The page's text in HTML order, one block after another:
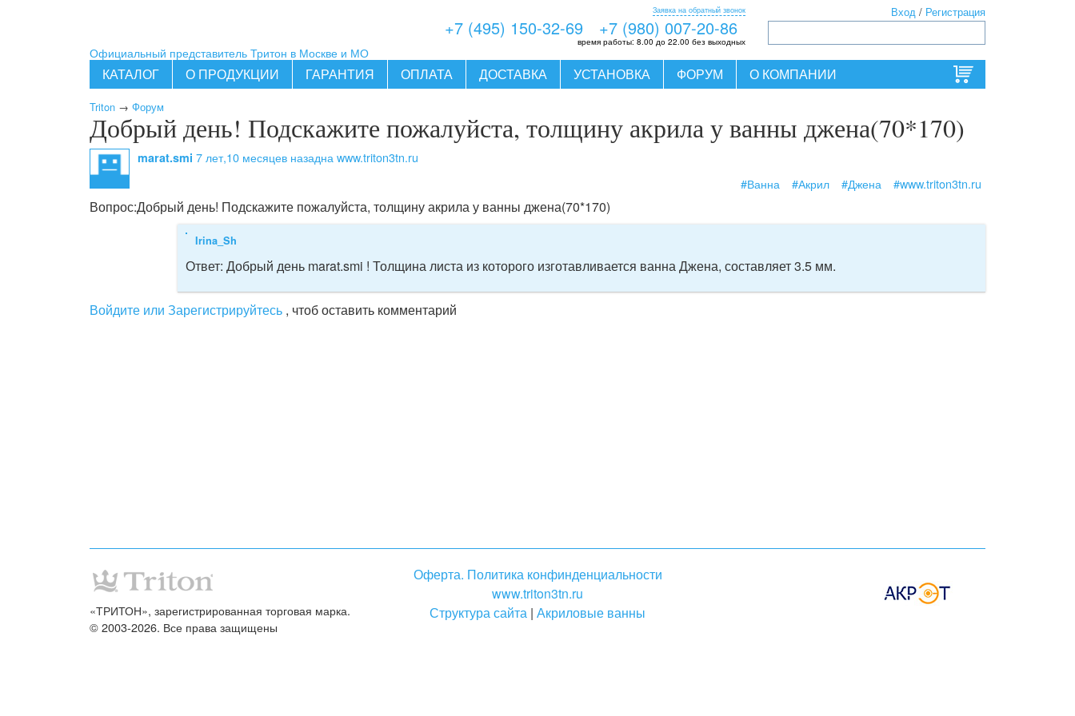
Официальный представитель Тритон в Москве и МО
+7 (495) 150-32-69 +7 (980) 007-20-86
Заявка на обратный звонок
время работы: 8.00 до 22.00 без выходных
Вход / Регистрация
КАТАЛОГ О ПРОДУКЦИИ ГАРАНТИЯ ОПЛАТА ДОСТАВКА УСТАНОВКА ФОРУМ О КОМПАНИИ
Triton → Форум
Добрый день! Подскажите пожалуйста, толщину акрила у ванны джена(70*170)
marat.smi 7 лет,10 месяцев назадна www.triton3tn.ru
#Ванна
#Акрил #Джена #www.triton3tn.ru
Вопрос:Добрый день! Подскажите пожалуйста, толщину акрила у ванны джена(70*170)
Irina_Sh
Ответ: Добрый день marat.smi ! Толщина листа из которого изготавливается ванна Джена, составляет 3.5 мм.
Войдите или Зарегистрируйтесь , чтоб оставить комментарий
Оферта. Политика конфинденциальности
www.triton3tn.ru
Структура сайта | Акриловые ванны
«ТРИТОН», зарегистрированная торговая марка.
© 2003-2026. Все права защищены